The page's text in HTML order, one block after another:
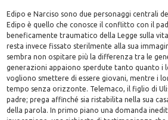
Edipo e Narciso sono due personaggi centrali
Edipo è quello che conosce il conflitto con il
beneficamente traumatico della Legge sulla
resta invece fissato sterilmente alla sua
sembra non ospitare più la differenza tra le
generazioni appaiono sperdute tanto quanto i
vogliono smettere di essere giovani, mentre i
tempo senza orizzonte. Telemaco, il figlio di
padre; prega affinché sia ristabilita nella sua
della parola. In primo piano una domanda